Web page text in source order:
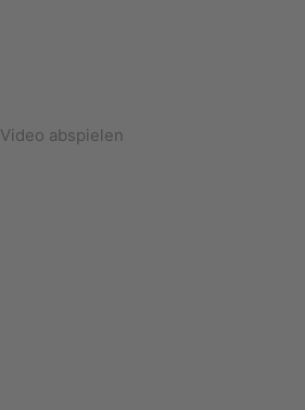
Video abspielen